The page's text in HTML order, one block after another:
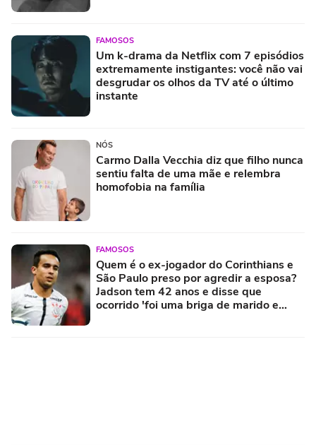
FAMOSOS
Um k-drama da Netflix com 7 episódios
extremamente instigantes: você não vai
desgrudar os olhos da TV até o último
instante
NÓS
Carmo Dalla Vecchia diz que filho nunca
sentiu falta de uma mãe e relembra
homofobia na família
FAMOSOS
Quem é o ex-jogador do Corinthians e
São Paulo preso por agredir a esposa?
Jadson tem 42 anos e disse que
ocorrido 'foi uma briga de marido e